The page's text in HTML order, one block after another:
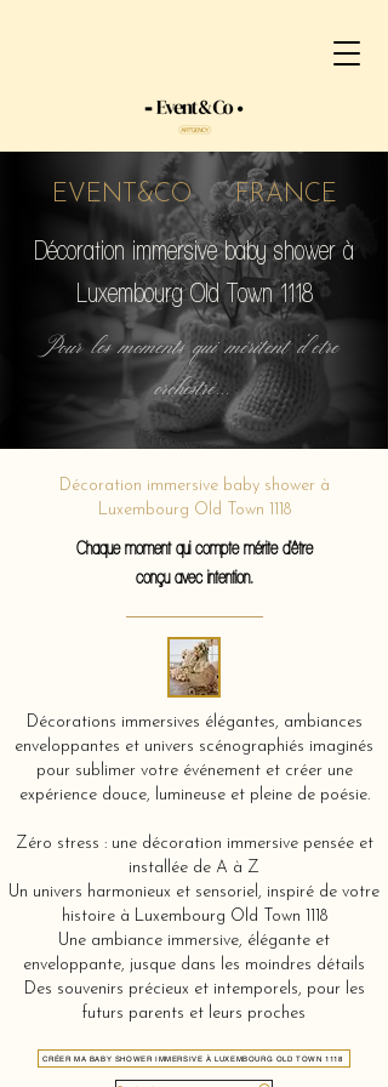
EVENT&CO FRANCE
Décoration immersive baby shower à
Luxembourg Old Town 1118
Pour les moments qui méritent d'etre
orchestré...
Décoration immersive baby shower à
Luxembourg Old Town 1118
Chaque moment qui compte mérite d'être
conçu avec intention.
Décorations immersives élégantes, ambiances
enveloppantes et univers scénographiés imaginés
pour sublimer votre événement et créer une
expérience douce, lumineuse et pleine de poésie.
Zéro stress : une décoration immersive pensée et
installée de A à Z
Un univers harmonieux et sensoriel, inspiré de votre
histoire à Luxembourg Old Town 1118
Une ambiance immersive, élégante et
enveloppante, jusque dans les moindres détails
Des souvenirs précieux et intemporels, pour les
futurs parents et leurs proches
CRÉER MA BABY SHOWER IMMERSIVE À LUXEMBOURG OLD TOWN 1118